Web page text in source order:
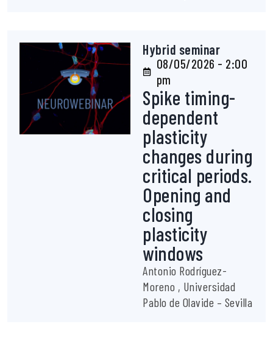
Hybrid seminar
08/05/2026 - 2:00
pm
Spike timing-
dependent
plasticity
changes during
critical periods.
Opening and
closing
plasticity
windows
Antonio Rodríguez-
Moreno , Universidad
Pablo de Olavide – Sevilla